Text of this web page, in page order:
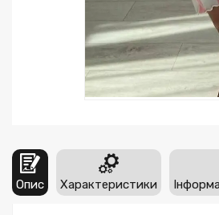
Опис Характеристики